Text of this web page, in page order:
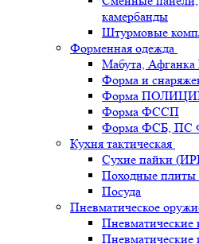
камербанды
Штурмовые
Форменная одежда
Мабута,
Форма и
Форма
Форма ФССП
Форма ФСБ, ПС
Кухня тактическая
Сухие пайки
Походные плиты
Посуда
Пневматическое
Пневматические
Пневматические